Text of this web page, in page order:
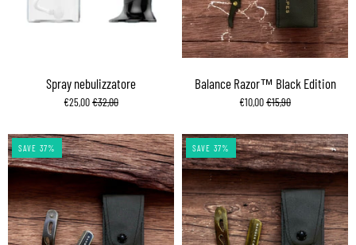
Spray nebulizzatore
€25,00€32,00
Balance Razor™ Black Edition
€10,00€15,90
SAVE 37% SAVE 37%